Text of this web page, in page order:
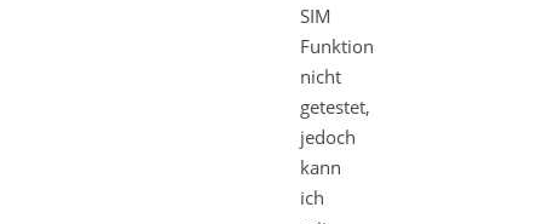
SIM
Funktion
nicht
getestet,
jedoch
kann
ich